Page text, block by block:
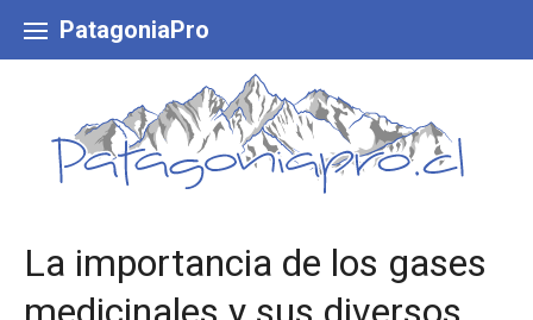
content
PatagoniaPro
La importancia de los gases